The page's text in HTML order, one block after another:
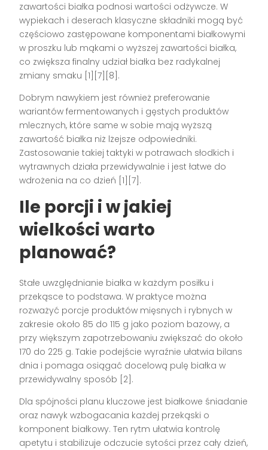
zawartości białka podnosi wartości odżywcze. W
wypiekach i deserach klasyczne składniki mogą być
częściowo zastępowane komponentami białkowymi
w proszku lub mąkami o wyższej zawartości białka,
co zwiększa finalny udział białka bez radykalnej
zmiany smaku [1][7][8].
Dobrym nawykiem jest również preferowanie
wariantów fermentowanych i gęstych produktów
mlecznych, które same w sobie mają wyższą
zawartość białka niż lżejsze odpowiedniki.
Zastosowanie takiej taktyki w potrawach słodkich i
wytrawnych działa przewidywalnie i jest łatwe do
wdrożenia na co dzień [1][7].
Ile porcji i w jakiej
wielkości warto
planować?
Stałe uwzględnianie białka w każdym posiłku i
przekąsce to podstawa. W praktyce można
rozważyć porcje produktów mięsnych i rybnych w
zakresie około 85 do 115 g jako poziom bazowy, a
przy większym zapotrzebowaniu zwiększać do około
170 do 225 g. Takie podejście wyraźnie ułatwia bilans
dnia i pomaga osiągać docelową pulę białka w
przewidywalny sposób [2].
Dla spójności planu kluczowe jest białkowe śniadanie
oraz nawyk wzbogacania każdej przekąski o
komponent białkowy. Ten rytm ułatwia kontrolę
apetytu i stabilizuje odczucie sytości przez cały dzień,